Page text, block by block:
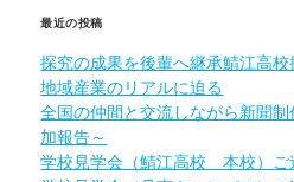
最近の投稿
探究の成果を後輩へ継承鯖江高校
地域産業のリアルに迫る
全国の仲間と交流しながら新聞
加報告～
学校見学会（鯖江高校 本校）ご